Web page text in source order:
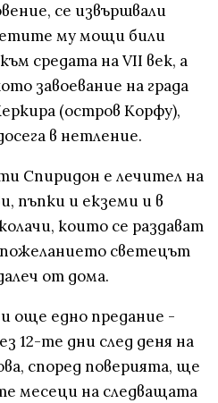
се извършвали
му мощи били
средата на VII век, а
завоевание на града
(остров Корфу),
в нетление.
Спиридон е лечител на
пъпки и екземи и в
които се раздават
пожеланието светецът
от дома.
още едно предание -
12-те дни след деня на
според поверията, ще
месеци на следващата